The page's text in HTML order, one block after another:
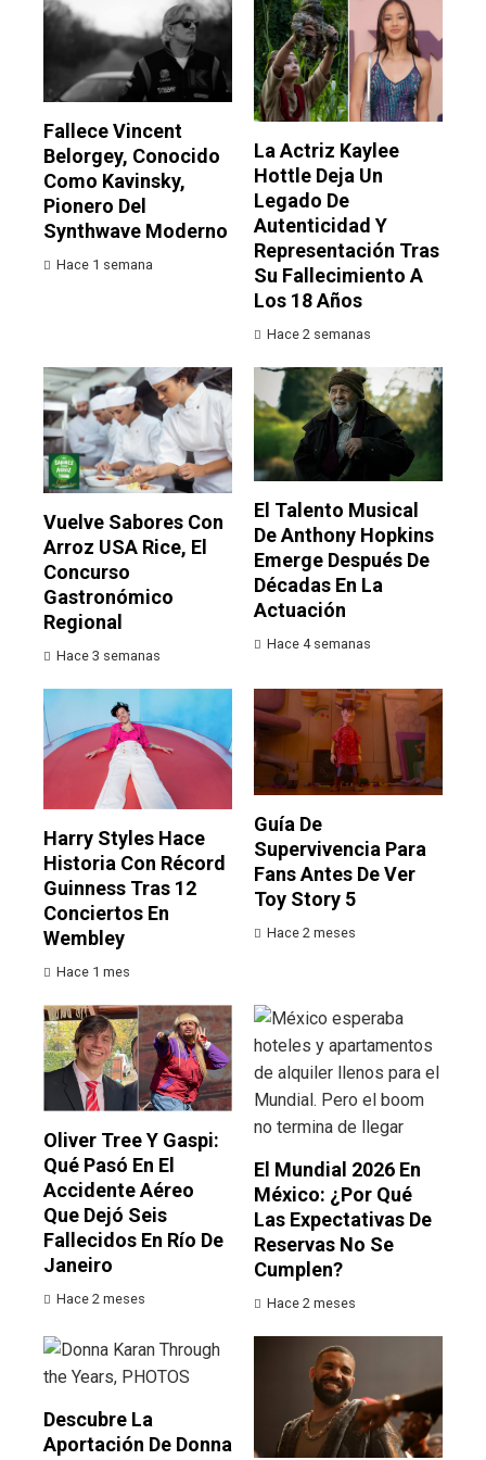
Fallece Vincent
Belorgey, Conocido
Como Kavinsky,
Pionero Del
Synthwave Moderno
Hace 1 semana
La Actriz Kaylee
Hottle Deja Un
Legado De
Autenticidad Y
Representación Tras
Su Fallecimiento A
Los 18 Años
Hace 2 semanas
Vuelve Sabores Con
Arroz USA Rice, El
Concurso
Gastronómico
Regional
Hace 3 semanas
El Talento Musical
De Anthony Hopkins
Emerge Después De
Décadas En La
Actuación
Hace 4 semanas
Harry Styles Hace
Historia Con Récord
Guinness Tras 12
Conciertos En
Wembley
Hace 1 mes
Guía De
Supervivencia Para
Fans Antes De Ver
Toy Story 5
Hace 2 meses
Oliver Tree Y Gaspi:
Qué Pasó En El
Accidente Aéreo
Que Dejó Seis
Fallecidos En Río De
Janeiro
Hace 2 meses
El Mundial 2026 En
México: ¿por Qué
Las Expectativas De
Reservas No Se
Cumplen?
Hace 2 meses
Descubre La
Aportación De Donna